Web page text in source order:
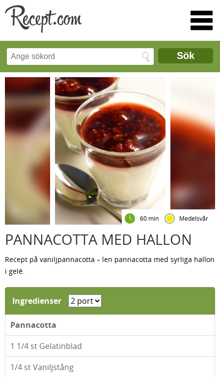
Sök
60 min Medelsvår
PANNACOTTA MED HALLON
Recept på vaniljpannacotta – len pannacotta med syrliga hallon
i gelé.
Ingredienser
Pannacotta
1 1/4 st Gelatinblad
1/4 st Vaniljstång